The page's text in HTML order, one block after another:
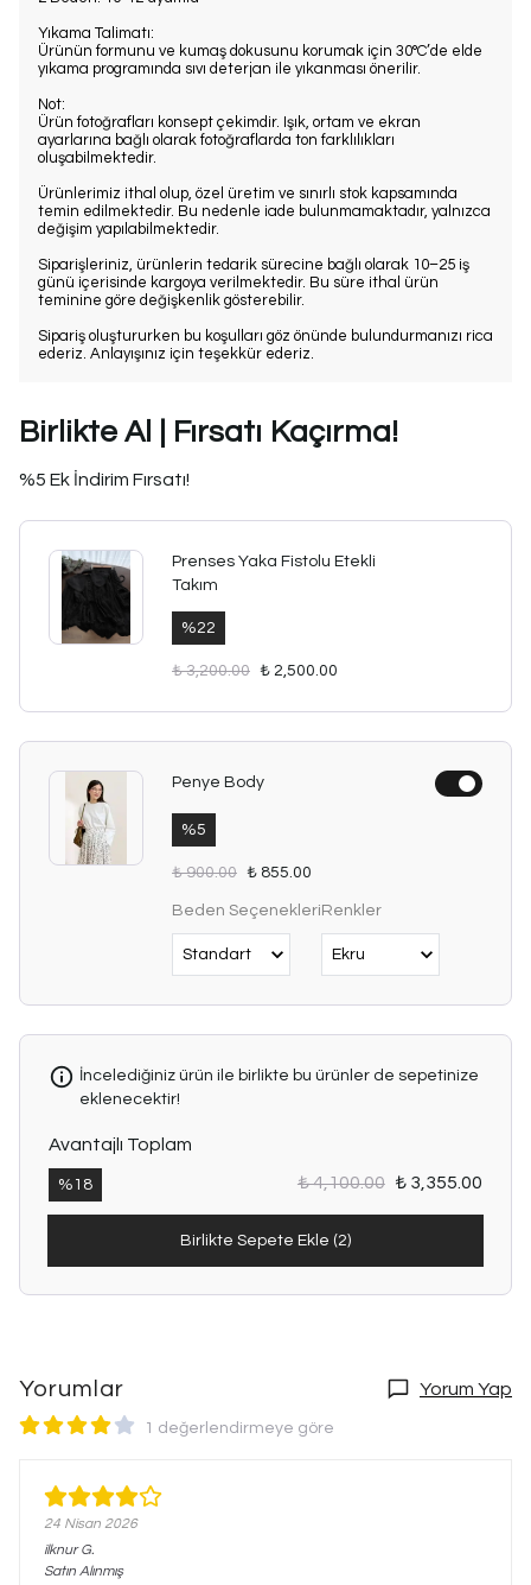
Yıkama Talimatı:
Ürünün formunu ve kumaş dokusunu korumak için 30°C’de elde
yıkama programında sıvı deterjan ile yıkanması önerilir.
Not:
Ürün fotoğrafları konsept çekimdir. Işık, ortam ve ekran
ayarlarına bağlı olarak fotoğraflarda ton farklılıkları
oluşabilmektedir.
Ürünlerimiz ithal olup, özel üretim ve sınırlı stok kapsamında
temin edilmektedir. Bu nedenle iade bulunmamaktadır, yalnızca
değişim yapılabilmektedir.
Siparişleriniz, ürünlerin tedarik sürecine bağlı olarak 10–25 iş
günü içerisinde kargoya verilmektedir. Bu süre ithal ürün
teminine göre değişkenlik gösterebilir.
Sipariş oluştururken bu koşulları göz önünde bulundurmanızı rica
ederiz. Anlayışınız için teşekkür ederiz.
Birlikte Al | Fırsatı Kaçırma!
%5 Ek İndirim Fırsatı!
Prenses Yaka Fistolu Etekli
Takım
%22
₺ 3,200.00 ₺ 2,500.00
Penye Body
%5
₺ 900.00 ₺ 855.00
Beden SeçenekleriRenkler
İncelediğiniz ürün ile birlikte bu ürünler de sepetinize
eklenecektir!
Avantajlı Toplam
% 18 ₺ 4,100.00 ₺ 3,355.00
Birlikte Sepete Ekle (2)
Yorumlar Yorum Yap
1 değerlendirmeye göre
24 Nisan 2026
ilknurG.
Satın Alınmış